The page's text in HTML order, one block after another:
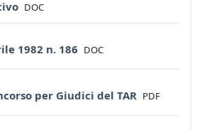
File
DOC
1982 n. 186 File
DOC
per Giudici del TAR File
PDF